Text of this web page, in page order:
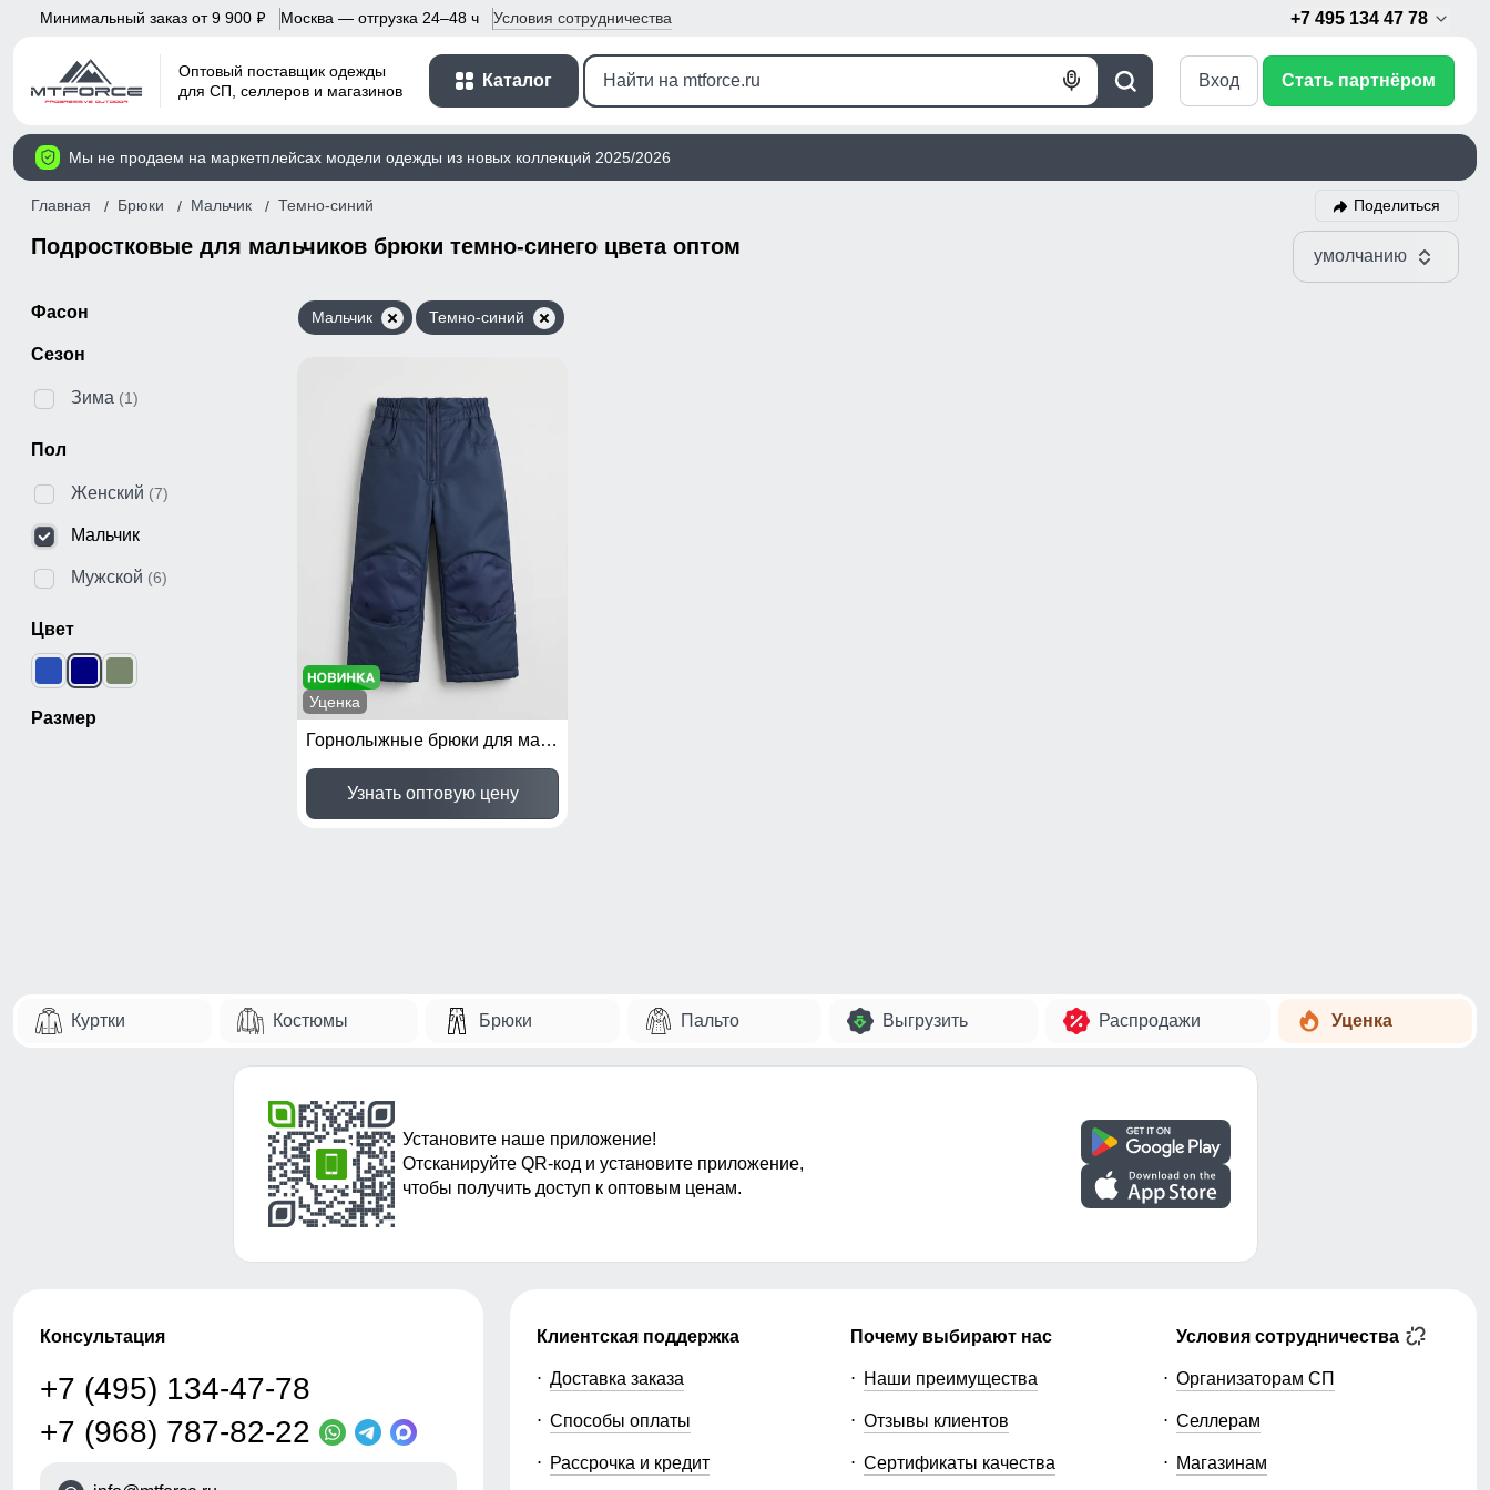
Минимальный заказ от 9 900 p Москва — отгрузка 24–48 ч Условия сотрудничества +7 495 134 47 78
Оптовый поставщик одежды
для СП, селлеров и магазинов
Каталог
Поиск
Голосовой
Вход Стать партнёром
Мы не продаем на маркетплейсах модели одежды из новых коллекций 2025/2026
Главная Брюки Мальчик Темно-синий Поделиться
Подростковые для мальчиков брюки темно-синего цвета оптом умолчанию
Фасон
Сезон
Зима (1)
Пол
Женский (7)
Мальчик
Мужской (6)
Цвет
Размер
Мальчик Темно-синий
Уценка
Горнолыжные брюки для мальчика УЦЕНКА темно-синего цвета 0725TS
Узнать оптовую цену
Куртки Костюмы Брюки Пальто Выгрузить Распродажи Уценка
Установите наше приложение!
Отсканируйте QR-код и установите приложение,
чтобы получить доступ к оптовым ценам.
Консультация
+7 (495) 134-47-78
+7 (968) 787-82-22
Клиентская поддержка
Доставка заказа
Способы оплаты
Рассрочка и кредит
Почему выбирают нас
Наши преимущества
Отзывы клиентов
Сертификаты качества
Условия сотрудничества
Организаторам СП
Селлерам
Магазинам